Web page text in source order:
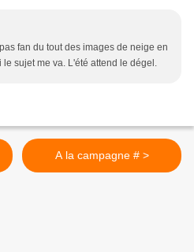
fan du tout des images de neige en
sujet me va. L'été attend le dégel.
A la campagne # >